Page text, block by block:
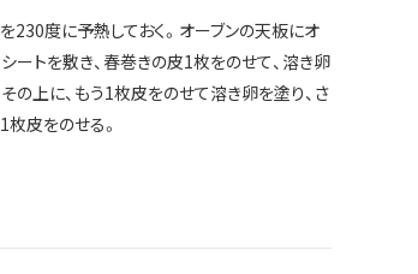
230度に予熱しておく。オーブンの天板にオ
ートを敷き、春巻きの皮1枚をのせて、溶き卵
の上に、もう1枚皮をのせて溶き卵を塗り、さ
枚皮をのせる。